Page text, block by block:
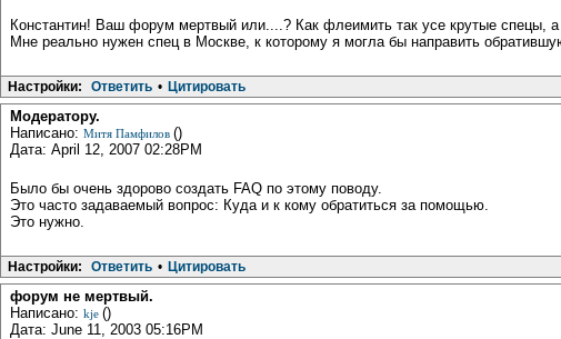
Константин! Ваш форум мертвый или....? Как флеимить так усе крутые спецы,
Мне реально нужен спец в Москве, к которому я могла бы направить
Настройки: Ответить • Цитировать
Модератору.
Написано: Митя Памфилов ()
Дата: April 12, 2007 02:28PM
Было бы очень здорово создать FAQ по этому поводу.
Это часто задаваемый вопрос: Куда и к кому обратиться за помощью.
Это нужно.
Настройки: Ответить • Цитировать
форум не мертвый.
Написано: kje ()
Дата: June 11, 2003 05:16PM